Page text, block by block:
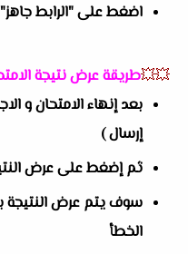
اضغط على "الرابط جاهز"
💥💥طريقة عرض نتيجة
بعد إنهاء الامتحان و
إرسال )
ثم إضغط على عرض
سوف يتم عرض النتيجة
الخطأ